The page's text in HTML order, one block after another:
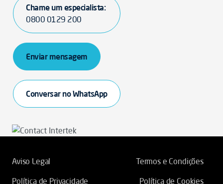
Chame um especialista:
0800 0129 200
Enviar mensagem
Conversar no WhatsApp
Aviso Legal
Termos e Condições
Política de Privacidade
Política de Cookies